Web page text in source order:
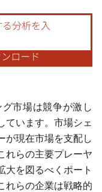
の表示が必要です。
市場は競争が激し
ています。市場シェ
が現在市場を支配し
れらの主要プレーヤ
大を図るべくポート
れらの企業は戦略的